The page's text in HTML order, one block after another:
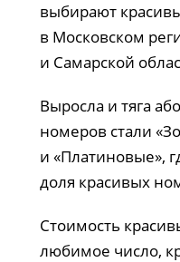
выбирают
в Московском
и Самарской
Выросла и тяга
номеров стали
и «Платиновые»,
доля красивых
Стоимость
любимое число,